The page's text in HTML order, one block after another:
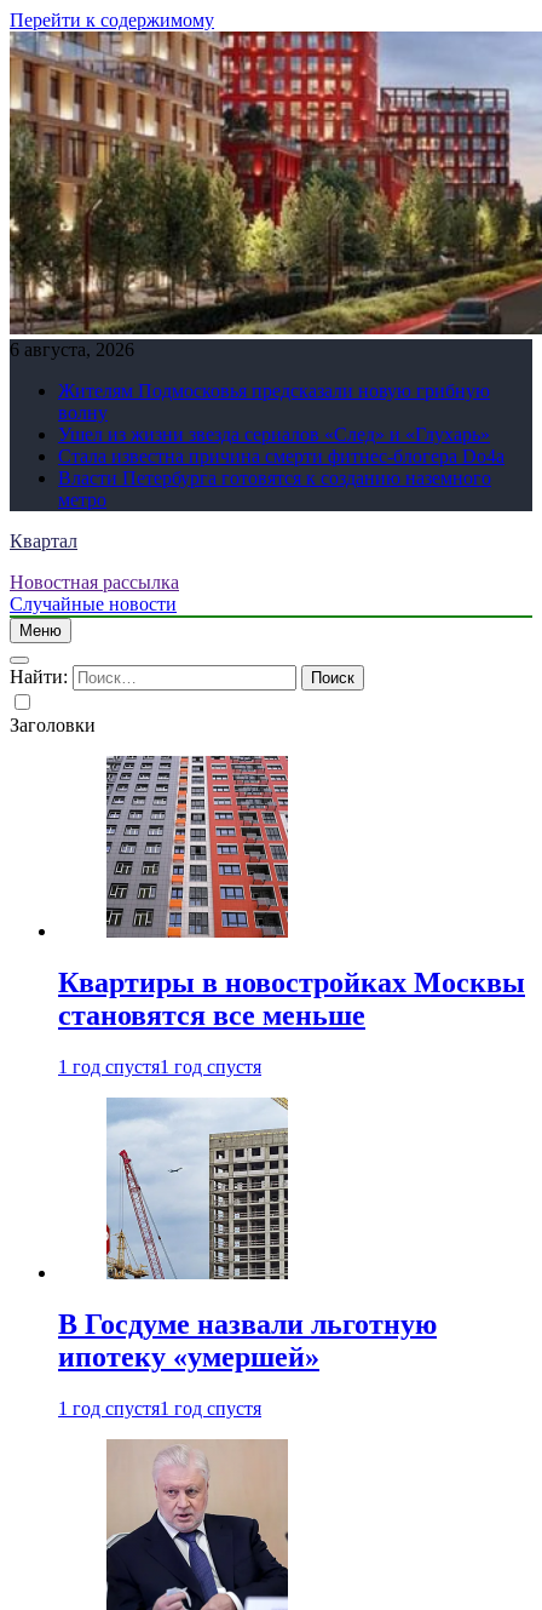
Перейти к содержимому
6 августа, 2026
Жителям Подмосковья предсказали новую грибную
волну
Ушел из жизни звезда сериалов «След» и «Глухарь»
Стала известна причина смерти фитнес-блогера Do4а
Власти Петербурга готовятся к созданию наземного
метро
Квартал
Новостная рассылка
Случайные новости
Меню
Найти:
Заголовки
Квартиры в новостройках Москвы
становятся все меньше
1 год спустя1 год спустя
В Госдуме назвали льготную
ипотеку «умершей»
1 год спустя1 год спустя